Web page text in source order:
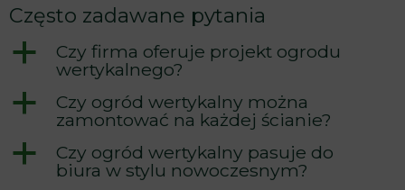
Często zadawane pytania
a
Czy firma oferuje projekt ogrodu
wertykalnego?
a
Czy ogród wertykalny można
zamontować na każdej ścianie?
a
Czy ogród wertykalny pasuje do
biura w stylu nowoczesnym?